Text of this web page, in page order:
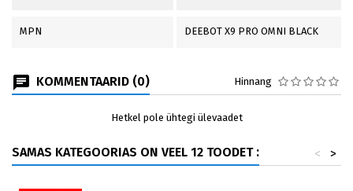
MPN DEEBOT X9 PRO OMNI BLACK
KOMMENTAARID (0) Hinnang
Hetkel pole ühtegi ülevaadet
SAMAS KATEGOORIAS ON VEEL 12 TOODET : >
<